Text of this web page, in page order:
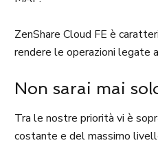
ZenShare Cloud FE è
rendere le operazioni legate
Non sarai mai
Tra le nostre priorità vi è
costante e del massimo